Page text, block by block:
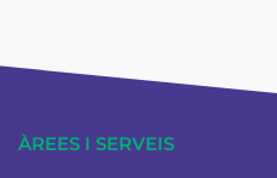
ÀREES I SERVEIS